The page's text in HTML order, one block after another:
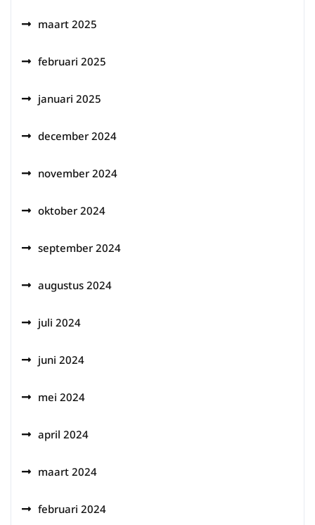
maart 2025
februari 2025
januari 2025
december 2024
november 2024
oktober 2024
september 2024
augustus 2024
juli 2024
juni 2024
mei 2024
april 2024
maart 2024
februari 2024